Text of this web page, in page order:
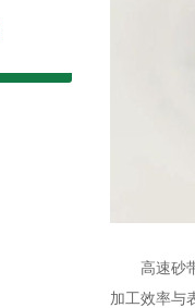
高速砂带
加工效率与